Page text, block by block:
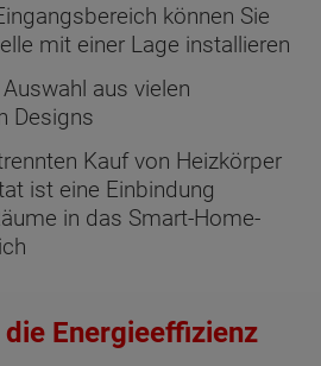
können Sie
mit einer Lage installieren
aus vielen
Designs
Kauf von Heizkörper
ist eine Einbindung
in das Smart-Home-
Energieeffizienz